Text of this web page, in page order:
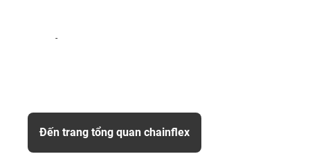
-
Đến trang tổng quan chainflex